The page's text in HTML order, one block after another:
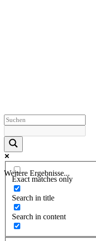
Weitere Ergebnisse...
Exact matches only
Search in title
Search in content